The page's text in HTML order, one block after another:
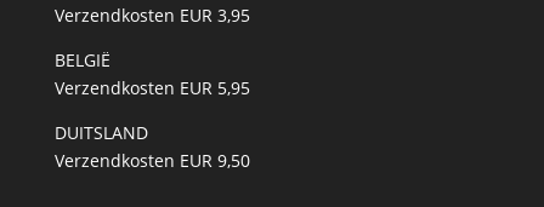
Verzendkosten EUR 3,95
BELGIË
Verzendkosten EUR 5,95
DUITSLAND
Verzendkosten EUR 9,50